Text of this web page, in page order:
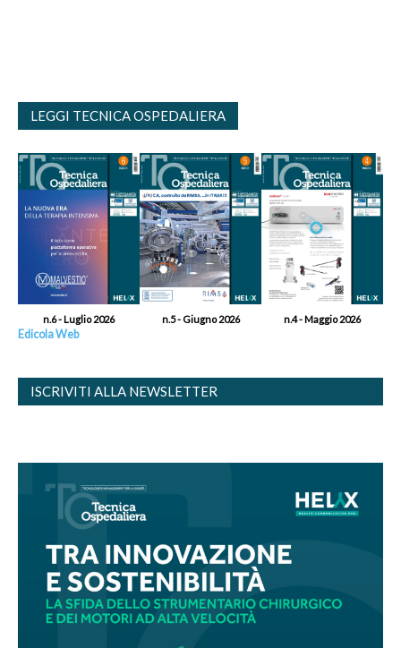
LEGGI TECNICA OSPEDALIERA
n.6 - Luglio 2026 n.5 - Giugno 2026 n.4 - Maggio 2026
Edicola Web
ISCRIVITI ALLA NEWSLETTER